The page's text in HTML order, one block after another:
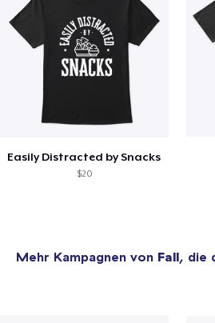
Easily Distracted by Snacks
$20
Mehr Kampagnen von Fall, die